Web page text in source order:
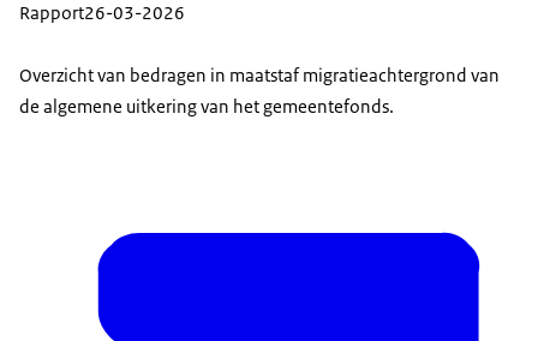
Rapport26-03-2026
Overzicht van bedragen in maatstaf migratieachtergrond van
de algemene uitkering van het gemeentefonds.